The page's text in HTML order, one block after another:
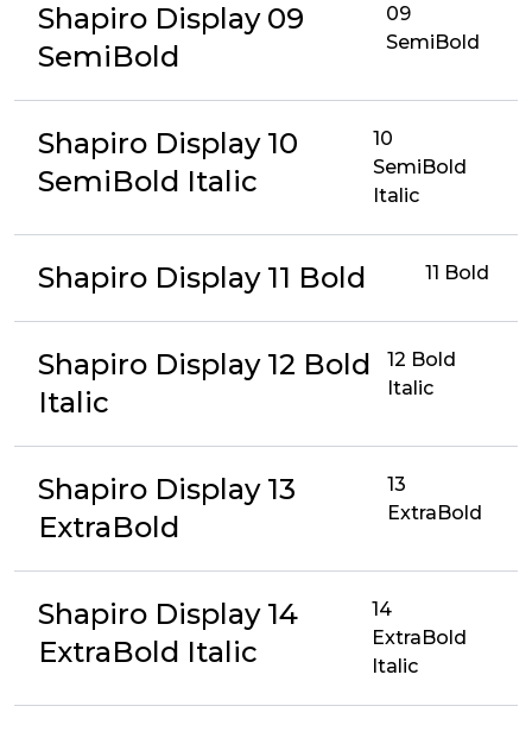
Shapiro Display 09
SemiBold
09
SemiBold
Shapiro Display 10
SemiBold Italic
10
SemiBold
Italic
Shapiro Display 11 Bold 11 Bold
Shapiro Display 12 Bold
Italic
12 Bold
Italic
Shapiro Display 13
ExtraBold
13
ExtraBold
Shapiro Display 14
ExtraBold Italic
14
ExtraBold
Italic